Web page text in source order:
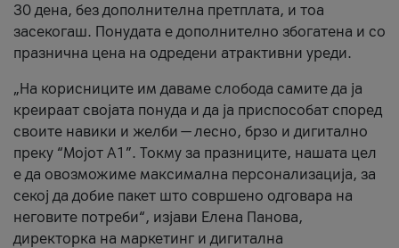
30 дена, без дополнителна претплата, и тоа
засекогаш. Понудата е дополнително збогатена и со
празнична цена на одредени атрактивни уреди.
„На корисниците им даваме слобода самите да ја
креираат својата понуда и да ја приспособат според
своите навики и желби — лесно, брзо и дигитално
преку “Мојот А1”. Токму за празниците, нашата цел
е да овозможиме максимална персонализација, за
секој да добие пакет што совршено одговара на
неговите потреби“, изјави Елена Панова,
директорка на маркетинг и дигитална